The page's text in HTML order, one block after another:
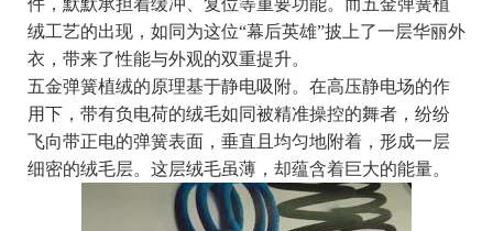
件，默默承担着缓冲、复位等重要功能。而五金弹簧植
绒工艺的出现，如同为这位“幕后英雄”披上了一层华丽外
衣，带来了性能与外观的双重提升。
五金弹簧植绒的原理基于静电吸附。在高压静电场的作
用下，带有负电荷的绒毛如同被精准操控的舞者，纷纷
飞向带正电的弹簧表面，垂直且均匀地附着，形成一层
细密的绒毛层。这层绒毛虽薄，却蕴含着巨大的能量。